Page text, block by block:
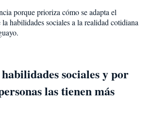
porque prioriza cómo se adapta el
habilidades sociales a la realidad cotidiana
sociales y por
las tienen más